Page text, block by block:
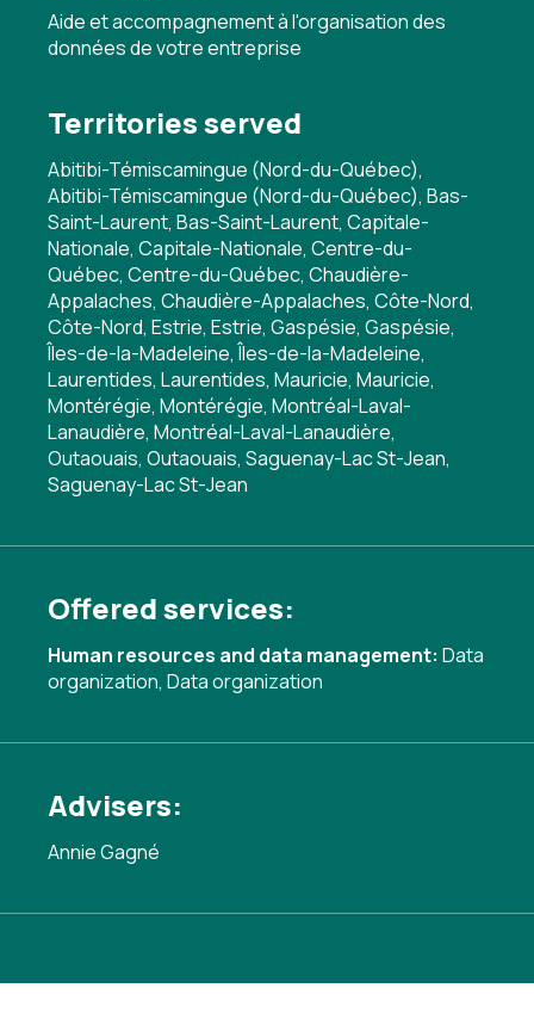
Aide et accompagnement à l'organisation des
données de votre entreprise
Territories served
Abitibi-Témiscamingue (Nord-du-Québec),
Abitibi-Témiscamingue (Nord-du-Québec), Bas-
Saint-Laurent, Bas-Saint-Laurent, Capitale-
Nationale, Capitale-Nationale, Centre-du-
Québec, Centre-du-Québec, Chaudière-
Appalaches, Chaudière-Appalaches, Côte-Nord,
Côte-Nord, Estrie, Estrie, Gaspésie, Gaspésie,
Îles-de-la-Madeleine, Îles-de-la-Madeleine,
Laurentides, Laurentides, Mauricie, Mauricie,
Montérégie, Montérégie, Montréal-Laval-
Lanaudière, Montréal-Laval-Lanaudière,
Outaouais, Outaouais, Saguenay-Lac St-Jean,
Saguenay-Lac St-Jean
Offered services:
Human resources and data management: Data
organization, Data organization
Advisers:
Annie Gagné